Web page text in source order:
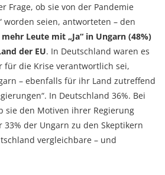
Frage, ob sie von der Pandemie
worden seien, antworteten – den
mehr Leute mit „Ja“ in Ungarn (48%)
der EU. In Deutschland waren es
für die Krise verantwortlich sei,
– ebenfalls für ihr Land zutreffend
In Deutschland 36%. Bei
sie den Motiven ihrer Regierung
der Ungarn zu den Skeptikern
vergleichbare – und